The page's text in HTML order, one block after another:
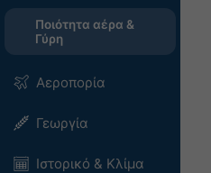
Ποιότητα αέρα &
Γύρη
Αεροπορία
Γεωργία
Ιστορικό & Κλίμα